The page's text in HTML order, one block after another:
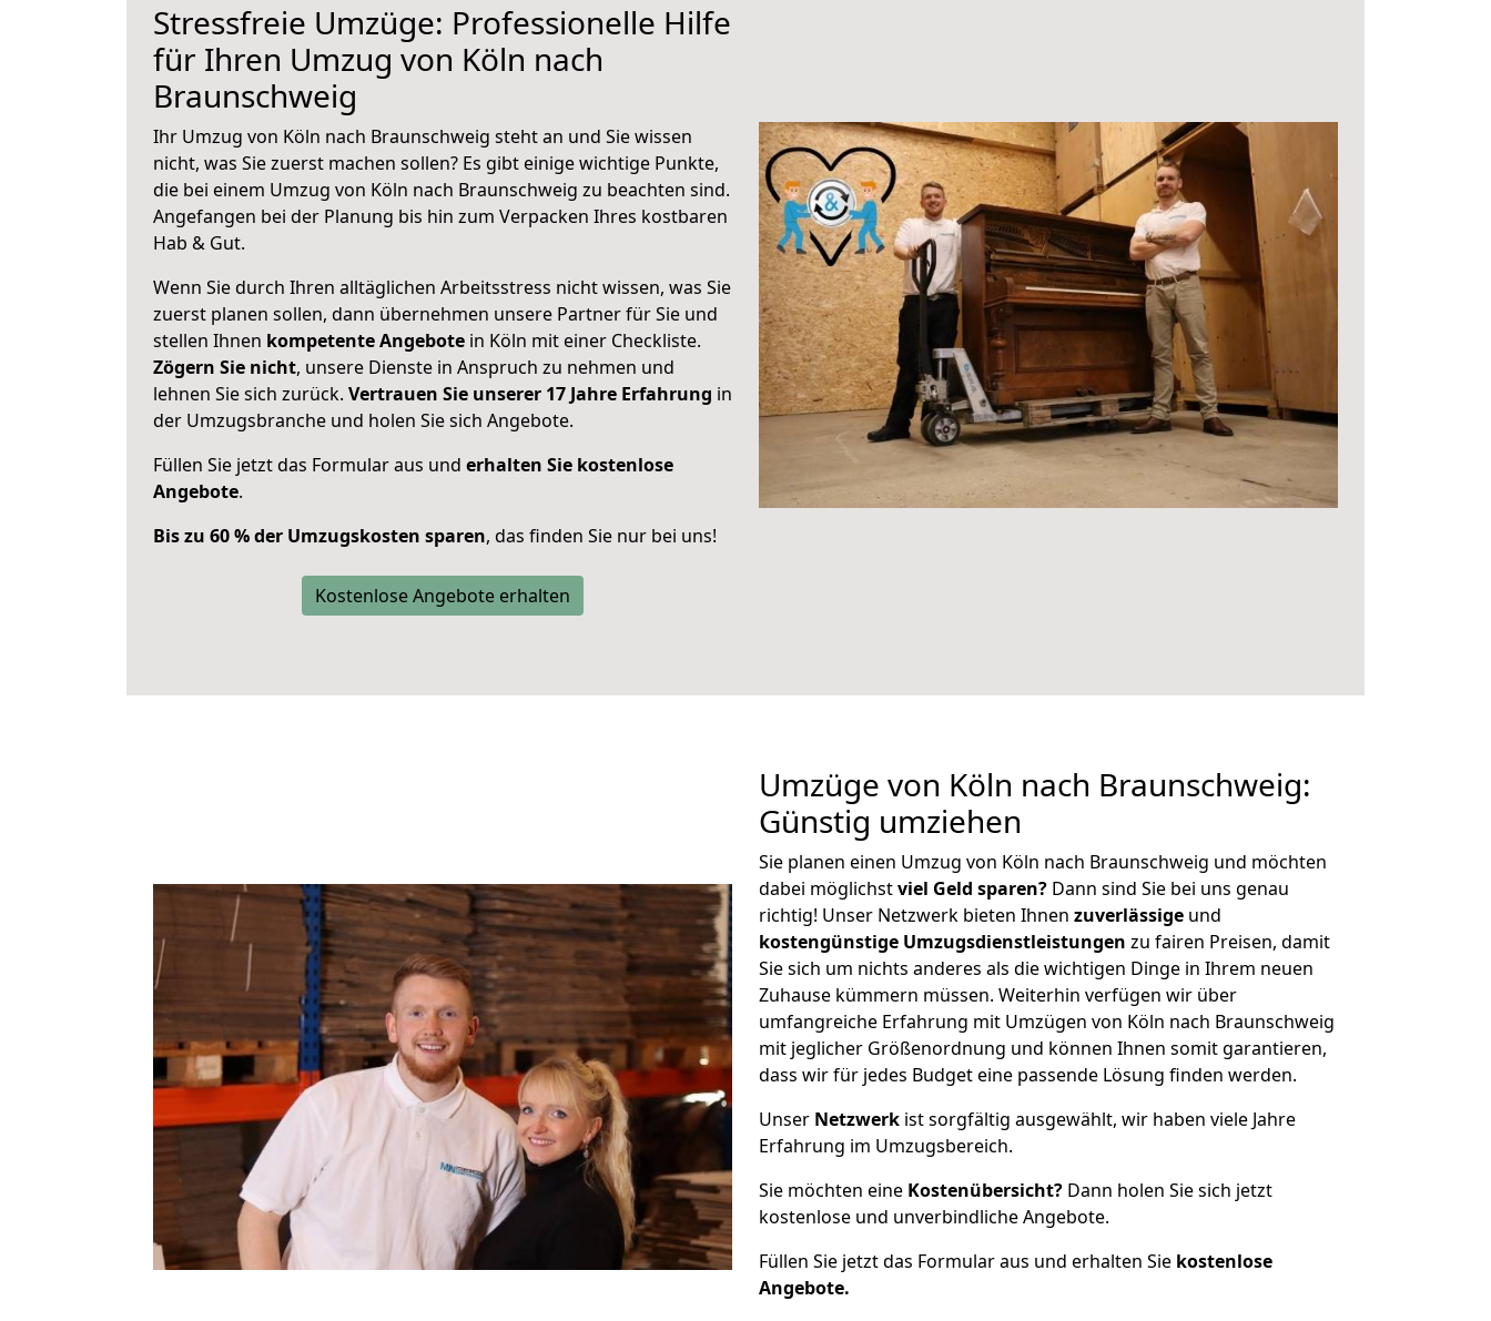
Stressfreie Umzüge: Professionelle Hilfe
für Ihren Umzug von Köln nach
Braunschweig
Ihr Umzug von Köln nach Braunschweig steht an und Sie wissen
nicht, was Sie zuerst machen sollen? Es gibt einige wichtige Punkte,
die bei einem Umzug von Köln nach Braunschweig zu beachten sind.
Angefangen bei der Planung bis hin zum Verpacken Ihres kostbaren
Hab & Gut.
Wenn Sie durch Ihren alltäglichen Arbeitsstress nicht wissen, was Sie
zuerst planen sollen, dann übernehmen unsere Partner für Sie und
stellen Ihnen kompetente Angebote in Köln mit einer Checkliste.
Zögern Sie nicht, unsere Dienste in Anspruch zu nehmen und
lehnen Sie sich zurück. Vertrauen Sie unserer 17 Jahre Erfahrung in
der Umzugsbranche und holen Sie sich Angebote.
Füllen Sie jetzt das Formular aus und erhalten Sie kostenlose
Angebote.
Bis zu 60 % der Umzugskosten sparen, das finden Sie nur bei uns!
Kostenlose Angebote erhalten
Umzüge von Köln nach Braunschweig:
Günstig umziehen
Sie planen einen Umzug von Köln nach Braunschweig und möchten
dabei möglichstviel Geld sparen? Dann sind Sie bei uns genau
richtig! Unser Netzwerk bieten Ihnen zuverlässige und
kostengünstige Umzugsdienstleistungen zu fairen Preisen, damit
Sie sich um nichts anderes als die wichtigen Dinge in Ihrem neuen
Zuhause kümmern müssen. Weiterhin verfügen wir über
umfangreiche Erfahrung mit Umzügen von Köln nach Braunschweig
mit jeglicher Größenordnung und können Ihnen somit garantieren,
dass wir für jedes Budget eine passende Lösung finden werden.
Unser Netzwerk ist sorgfältig ausgewählt, wir haben viele Jahre
Erfahrung im Umzugsbereich.
Sie möchten eine Kostenübersicht? Dann holen Sie sich jetzt
kostenlose und unverbindliche Angebote.
Füllen Sie jetzt das Formular aus und erhalten Sie kostenlose
Angebote.